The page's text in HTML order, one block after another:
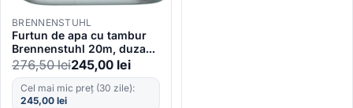
BRENNENSTUHL
Furtun de apa cu tambur
Brennenstuhl 20m, duza
de pulverizare, opritor de
apa, furtun gradina 1 2
276,50lei245,00 lei
Cel mai mic preț (30 zile):
245,00 lei